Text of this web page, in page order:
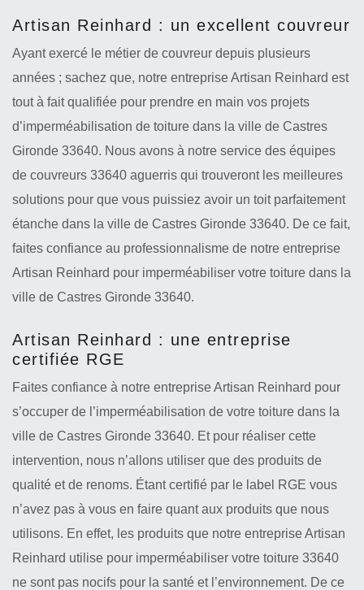
Artisan Reinhard : un excellent couvreur
Ayant exercé le métier de couvreur depuis plusieurs
années ; sachez que, notre entreprise Artisan Reinhard est
tout à fait qualifiée pour prendre en main vos projets
d’imperméabilisation de toiture dans la ville de Castres
Gironde 33640. Nous avons à notre service des équipes
de couvreurs 33640 aguerris qui trouveront les meilleures
solutions pour que vous puissiez avoir un toit parfaitement
étanche dans la ville de Castres Gironde 33640. De ce fait,
faites confiance au professionnalisme de notre entreprise
Artisan Reinhard pour imperméabiliser votre toiture dans la
ville de Castres Gironde 33640.
Artisan Reinhard : une entreprise
certifiée RGE
Faites confiance à notre entreprise Artisan Reinhard pour
s’occuper de l’imperméabilisation de votre toiture dans la
ville de Castres Gironde 33640. Et pour réaliser cette
intervention, nous n’allons utiliser que des produits de
qualité et de renoms. Étant certifié par le label RGE vous
n’avez pas à vous en faire quant aux produits que nous
utilisons. En effet, les produits que notre entreprise Artisan
Reinhard utilise pour imperméabiliser votre toiture 33640
ne sont pas nocifs pour la santé et l’environnement. De ce